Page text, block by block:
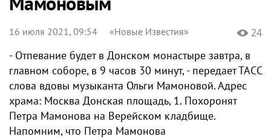
16 июля 2021, 09:54 «Новые Известия» 24
- Отпевание будет в Донском монастыре завтра, в
главном соборе, в 9 часов 30 минут, - передает ТАСС
слова вдовы музыканта Ольги Мамоновой. Адрес
храма: Москва Донская площадь, 1. Похоронят
Петра Мамонова на Верейском кладбище.
Напомним, что Петра Мамонова